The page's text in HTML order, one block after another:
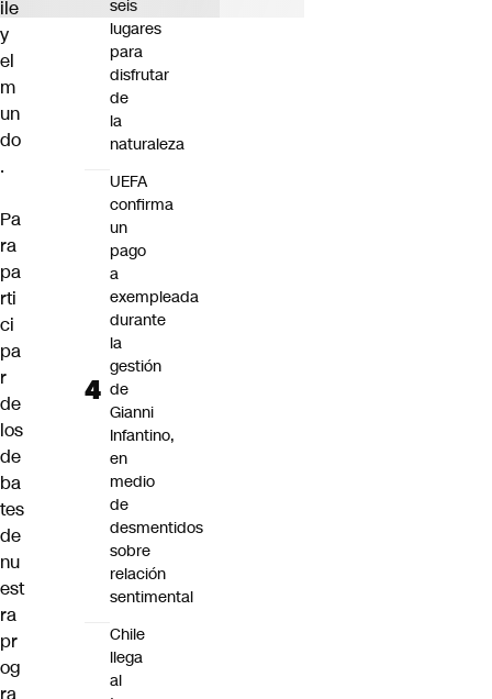
ile
y
el
m
un
do
.
Pa
ra
pa
rti
ci
pa
r
de
los
de
ba
tes
de
nu
est
ra
pr
og
ra
seis
lugares
para
disfrutar
de
la
naturaleza
UEFA
confirma
un
pago
a
exempleada
durante
la
gestión
de
Gianni
Infantino,
en
medio
de
desmentidos
sobre
relación
sentimental
Chile
llega
al